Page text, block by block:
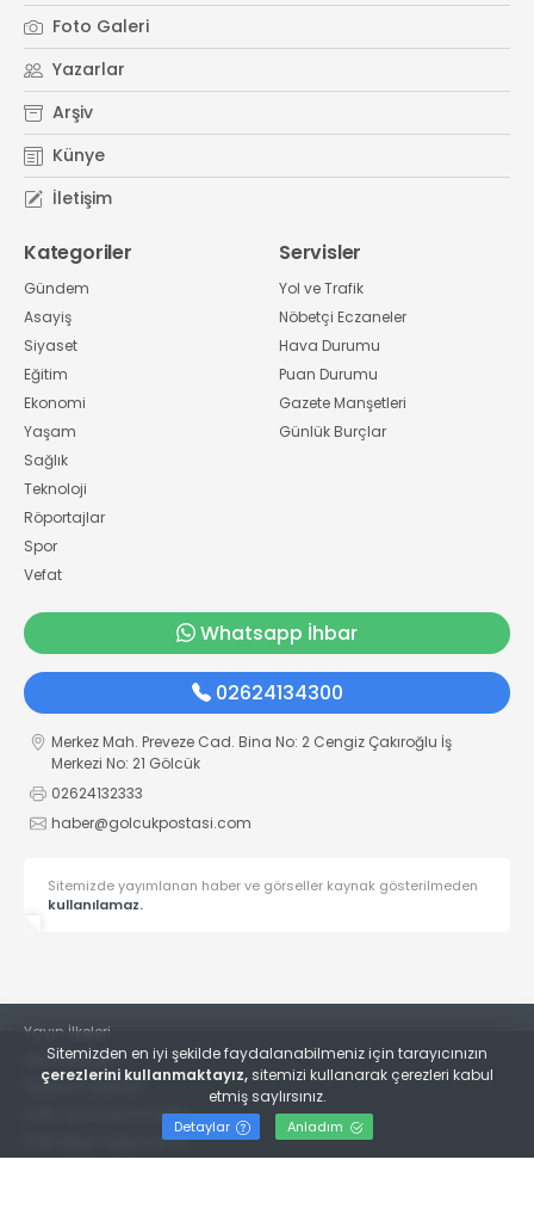
Foto Galeri
Yazarlar
Arşiv
Künye
İletişim
Kategoriler
Gündem
Asayiş
Siyaset
Eğitim
Ekonomi
Yaşam
Sağlık
Teknoloji
Röportajlar
Spor
Vefat
Servisler
Yol ve Trafik
Nöbetçi Eczaneler
Hava Durumu
Puan Durumu
Gazete Manşetleri
Günlük Burçlar
Whatsapp İhbar
02624134300
Merkez Mah. Preveze Cad. Bina No: 2 Cengiz Çakıroğlu İş
Merkezi No: 21 Gölcük
02624132333
haber@golcukpostasi.com
Sitemizde yayımlanan haber ve görseller kaynak gösterilmeden
kullanılamaz.
Yayın İlkeleri
Veri Politikası
Kullanım Şartları
KVKK Aydınlatma Metni
KVKK Bilgi Talep Formu
Sitemizden en iyi şekilde faydalanabilmeniz için tarayıcınızın
çerezlerini kullanmaktayız, sitemizi kullanarak çerezleri kabul
etmiş saylırsınız.
Detaylar Anladım